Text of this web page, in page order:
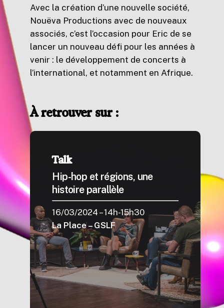
Avec la création d’une nouvelle société,
Nouëva Productions avec de nouveaux
associés, c’est l’occasion pour Eric de se
lancer un nouveau défi pour les années à
venir : le développement de concerts à
l’international, et notamment en Afrique.
À retrouver sur :
Talk
Hip-hop et régions, une
histoire parallèle
16/03/2024 – 14h-15h30
La Place – GSLF